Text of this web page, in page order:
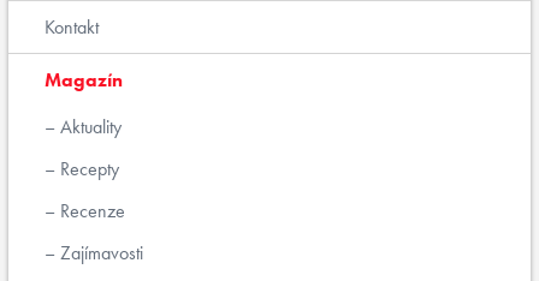
Kontakt
Magazín
Aktuality
Recepty
Recenze
Zajímavosti